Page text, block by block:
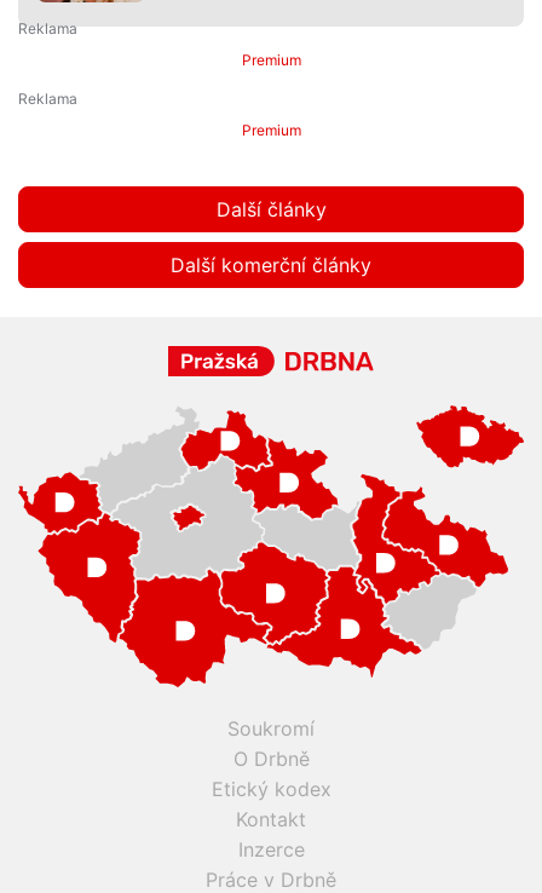
Premium
Premium
Další články
Další komerční články
Soukromí
O Drbně
Etický kodex
Kontakt
Inzerce
Práce v Drbně